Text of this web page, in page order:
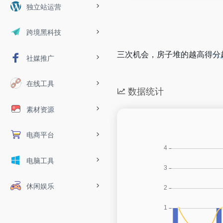
独立站运营
跨境黑科技
社媒推广
在线工具
素材资源
电商平台
电脑工具
休闲娱乐
三次机会，房子堆的越高得分
数据统计